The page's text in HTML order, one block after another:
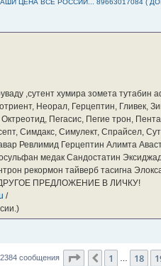
ЦЕНА ВСЕ РОССИЙ... 89663017084 (
,сутент хумира зомета
Неорал, Герцептин, Гливек,
Пегасис, Пегие трон,
Симдакс, Симулект, Спрайсел,
Ревлимид Герцептин Алимта
медак Сандостатин
рекормон тайверб тасигна
ПРЕДЛОЖЕНИЕ В ЛИЧКУ!
/
2384 сообщения Страница 20из
Пред.
1 18